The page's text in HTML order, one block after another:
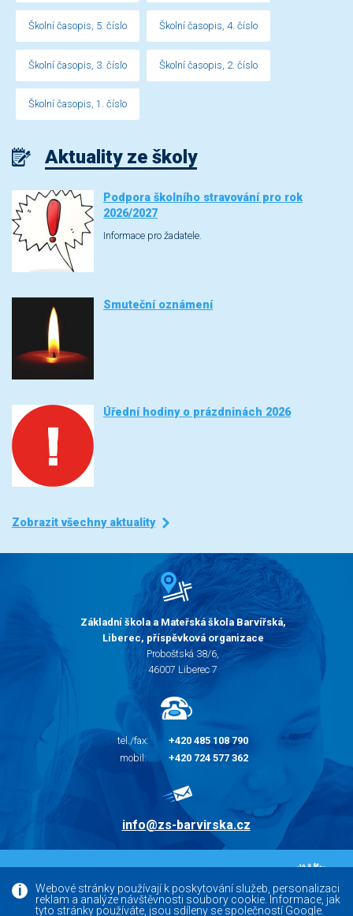
Webové stránky používají k poskytování služeb, personalizaci
reklam a analýze návštěvnosti soubory cookie. Informace, jak
tyto stránky používáte, jsou sdíleny se společností Google.
Školní časopis, 5. číslo Školní časopis, 4. číslo
Školní časopis, 3. číslo Školní časopis, 2. číslo
Školní časopis, 1. číslo
Aktuality ze školy
Podpora školního stravování pro rok
2026/2027
Informace pro žadatele.
Smuteční oznámení
Úřední hodiny o prázdninách 2026
Zobrazit všechny aktuality
Základní škola a Mateřská škola Barvířská,
Liberec, příspěvková organizace
Proboštská 38/6,
46007 Liberec 7
tel./fax:
+420 485 108 790
mobil:
+420 724 577 362
info@zs-barvirska.cz
Facebook